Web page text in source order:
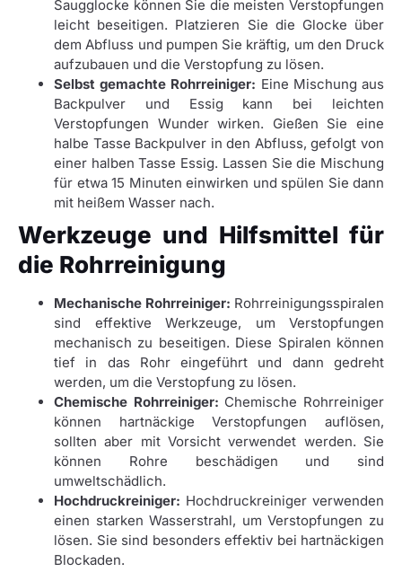
Saugglocke können Sie die meisten Verstopfungen
leicht beseitigen. Platzieren Sie die Glocke über
dem Abfluss und pumpen Sie kräftig, um den Druck
aufzubauen und die Verstopfung zu lösen.
Selbst gemachte Rohrreiniger: Eine Mischung aus
Backpulver und Essig kann bei leichten
Verstopfungen Wunder wirken. Gießen Sie eine
halbe Tasse Backpulver in den Abfluss, gefolgt von
einer halben Tasse Essig. Lassen Sie die Mischung
für etwa 15 Minuten einwirken und spülen Sie dann
mit heißem Wasser nach.
Werkzeuge und Hilfsmittel für
die Rohrreinigung
Mechanische Rohrreiniger: Rohrreinigungsspiralen
sind effektive Werkzeuge, um Verstopfungen
mechanisch zu beseitigen. Diese Spiralen können
tief in das Rohr eingeführt und dann gedreht
werden, um die Verstopfung zu lösen.
Chemische Rohrreiniger: Chemische Rohrreiniger
können hartnäckige Verstopfungen auflösen,
sollten aber mit Vorsicht verwendet werden. Sie
können Rohre beschädigen und sind
umweltschädlich.
Hochdruckreiniger: Hochdruckreiniger verwenden
einen starken Wasserstrahl, um Verstopfungen zu
lösen. Sie sind besonders effektiv bei hartnäckigen
Blockaden.